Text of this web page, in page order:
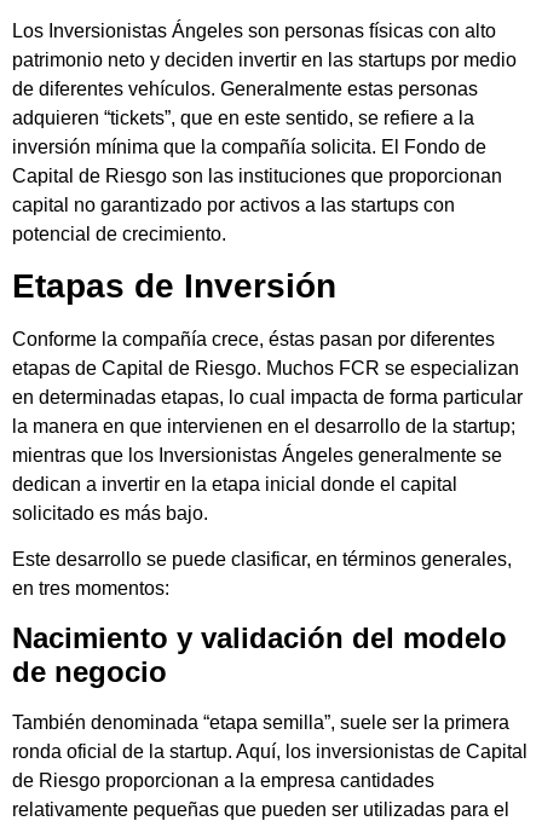
Los Inversionistas Ángeles son personas físicas con alto
patrimonio neto y deciden invertir en las startups por medio
de diferentes vehículos. Generalmente estas personas
adquieren “tickets”, que en este sentido, se refiere a la
inversión mínima que la compañía solicita. El Fondo de
Capital de Riesgo son las instituciones que proporcionan
capital no garantizado por activos a las startups con
potencial de crecimiento.
Etapas de Inversión
Conforme la compañía crece, éstas pasan por diferentes
etapas de Capital de Riesgo. Muchos FCR se especializan
en determinadas etapas, lo cual impacta de forma particular
la manera en que intervienen en el desarrollo de la startup;
mientras que los Inversionistas Ángeles generalmente se
dedican a invertir en la etapa inicial donde el capital
solicitado es más bajo.
Este desarrollo se puede clasificar, en términos generales,
en tres momentos:
Nacimiento y validación del modelo
de negocio
También denominada “etapa semilla”, suele ser la primera
ronda oficial de la startup. Aquí, los inversionistas de Capital
de Riesgo proporcionan a la empresa cantidades
relativamente pequeñas que pueden ser utilizadas para el